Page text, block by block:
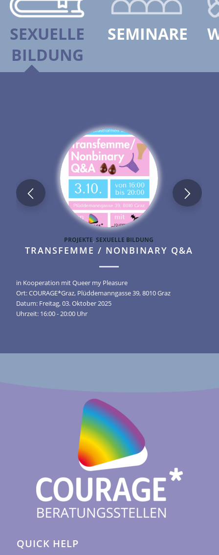
SEXUELLE
BILDUNG
SEMINARE
PROJEKTE ,SEXUELLE BILDUNG
TRANSFEMME / NONBINARY Q&A
in Kooperation mit Queer my Pleasure
Ort: COURAGE*Graz, Plüddemanngasse 39, 8010 Graz
Datum: Freitag, 03. Oktober 2025
Uhrzeit: 16:00 - 20:00 Uhr
QUICK HELP